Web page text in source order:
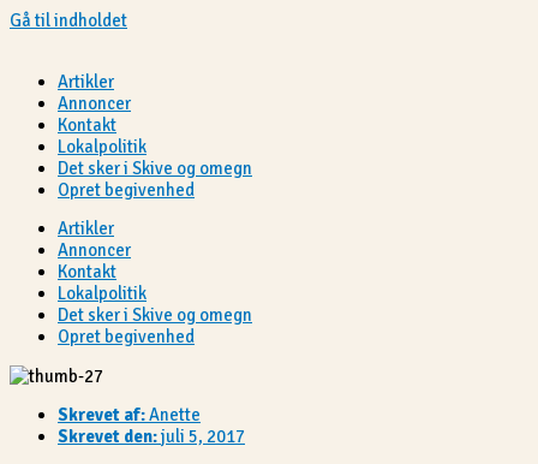
Gå til indholdet
Artikler
Annoncer
Kontakt
Lokalpolitik
Det sker i Skive og omegn
Opret begivenhed
Artikler
Annoncer
Kontakt
Lokalpolitik
Det sker i Skive og omegn
Opret begivenhed
Skrevet af:Anette
Skrevet den:juli 5, 2017